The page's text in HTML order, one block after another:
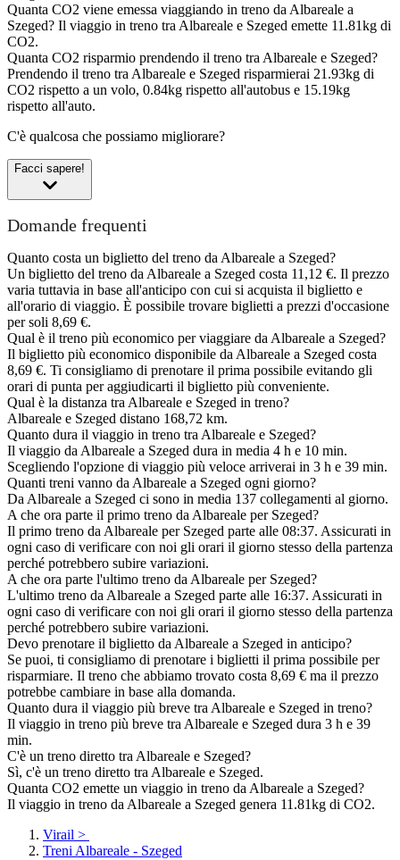
Quanta CO2 viene emessa viaggiando in treno da Albareale a
Szeged? Il viaggio in treno tra Albareale e Szeged emette 11.81kg di
CO2.
Quanta CO2 risparmio prendendo il treno tra Albareale e Szeged?
Prendendo il treno tra Albareale e Szeged risparmierai 21.93kg di
CO2 rispetto a un volo, 0.84kg rispetto all'autobus e 15.19kg
rispetto all'auto.
C'è qualcosa che possiamo migliorare?
Facci sapere!
Domande frequenti
Quanto costa un biglietto del treno da Albareale a Szeged?
Un biglietto del treno da Albareale a Szeged costa 11,12 €. Il prezzo
varia tuttavia in base all'anticipo con cui si acquista il biglietto e
all'orario di viaggio. È possibile trovare biglietti a prezzi d'occasione
per soli 8,69 €.
Qual è il treno più economico per viaggiare da Albareale a Szeged?
Il biglietto più economico disponibile da Albareale a Szeged costa
8,69 €. Ti consigliamo di prenotare il prima possibile evitando gli
orari di punta per aggiudicarti il biglietto più conveniente.
Qual è la distanza tra Albareale e Szeged in treno?
Albareale e Szeged distano 168,72 km.
Quanto dura il viaggio in treno tra Albareale e Szeged?
Il viaggio da Albareale a Szeged dura in media 4 h e 10 min.
Scegliendo l'opzione di viaggio più veloce arriverai in 3 h e 39 min.
Quanti treni vanno da Albareale a Szeged ogni giorno?
Da Albareale a Szeged ci sono in media 137 collegamenti al giorno.
A che ora parte il primo treno da Albareale per Szeged?
Il primo treno da Albareale per Szeged parte alle 08:37. Assicurati in
ogni caso di verificare con noi gli orari il giorno stesso della partenza
perché potrebbero subire variazioni.
A che ora parte l'ultimo treno da Albareale per Szeged?
L'ultimo treno da Albareale a Szeged parte alle 16:37. Assicurati in
ogni caso di verificare con noi gli orari il giorno stesso della partenza
perché potrebbero subire variazioni.
Devo prenotare il biglietto da Albareale a Szeged in anticipo?
Se puoi, ti consigliamo di prenotare i biglietti il prima possibile per
risparmiare. Il treno che abbiamo trovato costa 8,69 € ma il prezzo
potrebbe cambiare in base alla domanda.
Quanto dura il viaggio più breve tra Albareale e Szeged in treno?
Il viaggio in treno più breve tra Albareale e Szeged dura 3 h e 39
min.
C'è un treno diretto tra Albareale e Szeged?
Sì, c'è un treno diretto tra Albareale e Szeged.
Quanta CO2 emette un viaggio in treno da Albareale a Szeged?
Il viaggio in treno da Albareale a Szeged genera 11.81kg di CO2.
Virail >
Treni Albareale - Szeged